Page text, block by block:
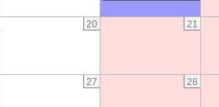
20 21
27 28